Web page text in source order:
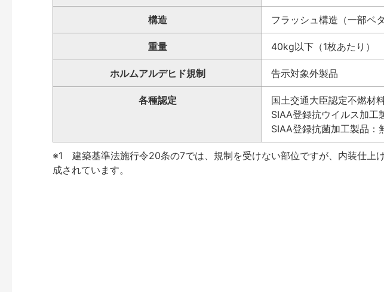
構造 フラッシュ構造（一部ベタ
重量 40kg以下（1枚あたり）
ホルムアルデヒド規制 告示対象外製品
各種認定
国土交通大臣認定不燃材
SIAA登録抗ウイルス加
SIAA登録抗菌加工製品
※1 建築基準法施行令20条の7では、規制を受けない部位ですが、内装仕
成されています。